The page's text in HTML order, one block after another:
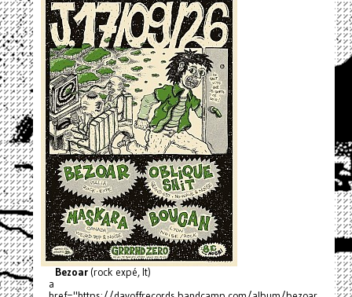
Bezoar(rock expé, It)
a